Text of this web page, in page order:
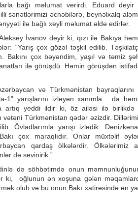
bağı məlumat verirdi. Eduard
sənətlərimizi əcnəbilərə, beynəlxalq
ilə bağlı xeyli məlumat əldə edirlər.
İvanov deyir ki, qızı ilə Bakıya həm
“Yarış çox gözəl təşkil edilib.
Bakını çox bəyəndim, yaşıl və təmiz
ilə görüşdü. Həmin görüşdən
və Türkmənistan bayraqlarını
1” yarışlarını izləyən xanımla... da
artıq yeddi ildir ki, öz ailəsi ilə birlikdə
Türkmənistan qədər əzizdir.
Övladlarımla yarışı izlədik.
çox maraqlıdır. Onlar müxtəlif
qardaş ölkələrdir. Ölkələrimiz
də sevinirik.”
də söhbətimdə onun
ki, oğlunun ən xoşuna gələn
olub və bu onun Bakı xatirəsində ən